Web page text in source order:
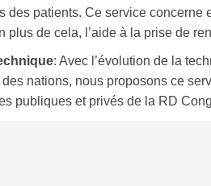
des patients. Ce service concerne
plus de cela, l’aide à la prise de
: Avec l’évolution de la
nations, nous proposons ce
publiques et privés de la RD